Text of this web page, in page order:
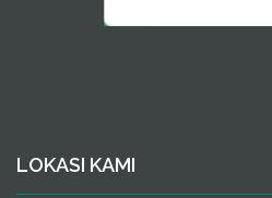
LOKASI KAMI